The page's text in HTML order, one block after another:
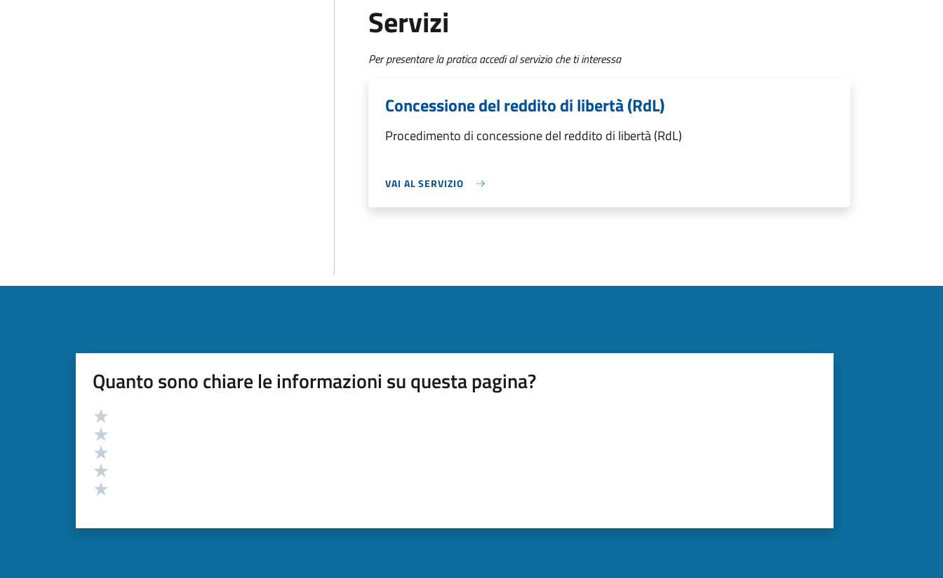
Servizi
Per presentare la pratica accedi al servizio che ti interessa
Concessione del reddito di libertà (RdL)
Procedimento di concessione del reddito di libertà (RdL)
VAI AL SERVIZIO
Quanto sono chiare le informazioni su questa pagina?
Valutazione